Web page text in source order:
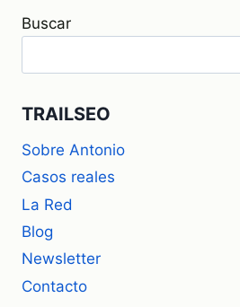
Buscar
TRAILSEO
Sobre Antonio
Casos reales
La Red
Blog
Newsletter
Contacto